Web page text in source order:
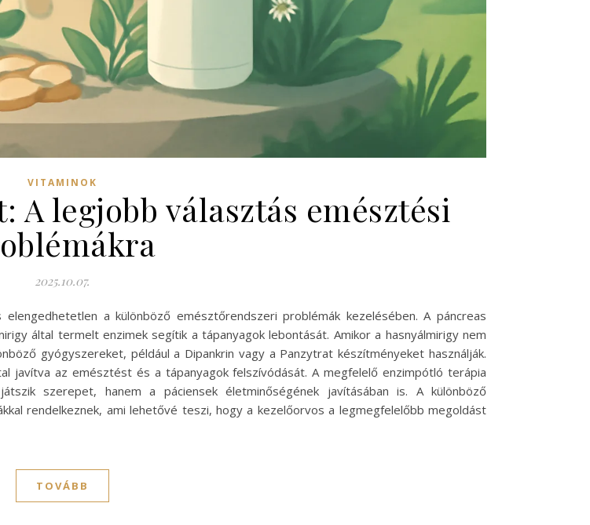
VITAMINOK
A legjobb választás emésztési
2025.10.07.
a különböző emésztőrendszeri problémák kezelésében. A páncreas
által termelt enzimek segítik a tápanyagok lebontását. Amikor a hasnyálmirigy nem
gyógyszereket, például a Dipankrin vagy a Panzytrat készítményeket használják.
javítva az emésztést és a tápanyagok felszívódását. A megfelelő enzimpótló terápia
szerepet, hanem a páciensek életminőségének javításában is. A különböző
rendelkeznek, ami lehetővé teszi, hogy a kezelőorvos a legmegfelelőbb megoldást
TOVÁBB